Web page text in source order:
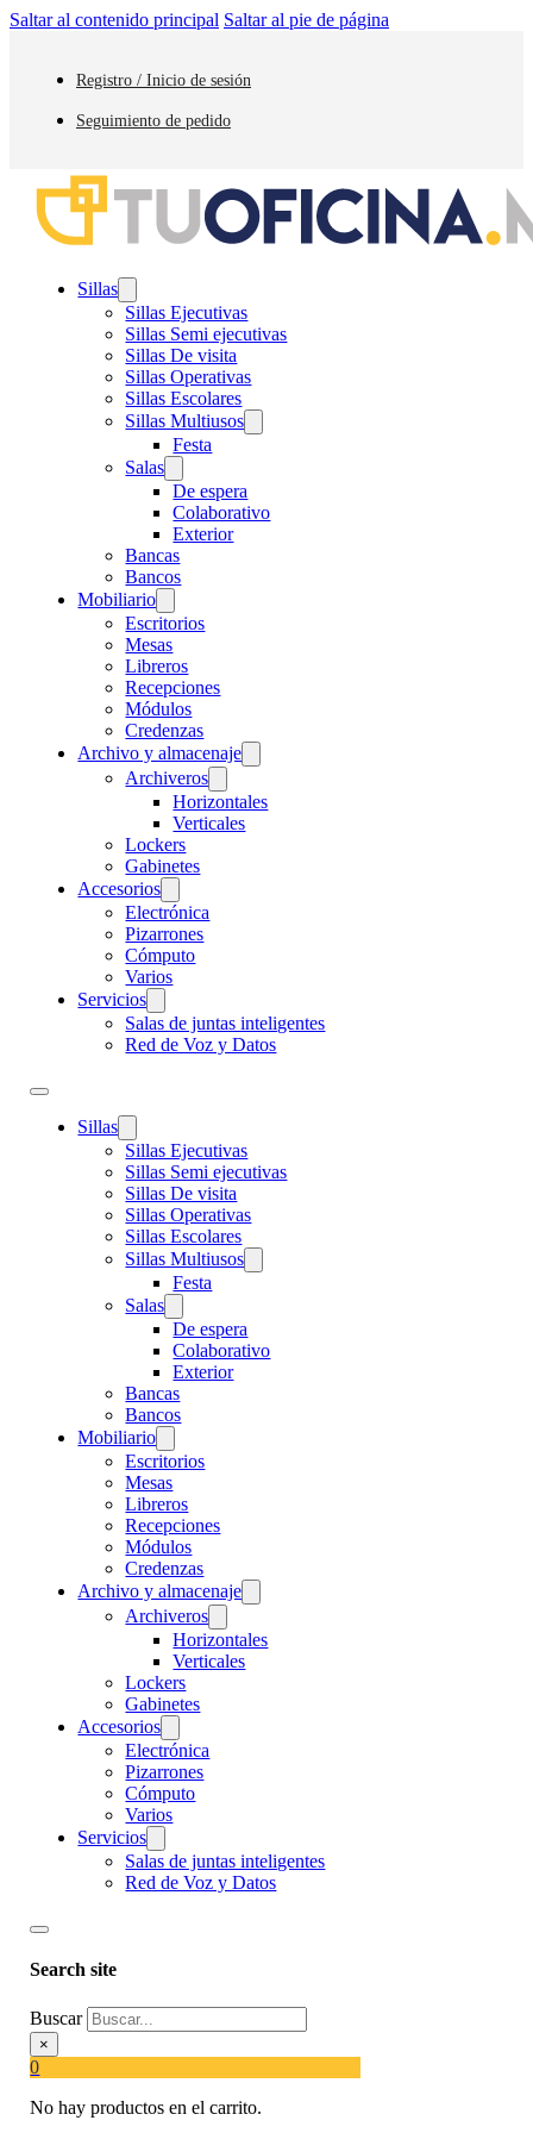
Saltar al contenido principal Saltar al pie de página
Registro / Inicio de sesión
Seguimiento de pedido
Sillas
Sillas Ejecutivas
Sillas Semi ejecutivas
Sillas De visita
Sillas Operativas
Sillas Escolares
Sillas Multiusos
Festa
Salas
De espera
Colaborativo
Exterior
Bancas
Bancos
Mobiliario
Escritorios
Mesas
Libreros
Recepciones
Módulos
Credenzas
Archivo y almacenaje
Archiveros
Horizontales
Verticales
Lockers
Gabinetes
Accesorios
Electrónica
Pizarrones
Cómputo
Varios
Servicios
Salas de juntas inteligentes
Red de Voz y Datos
Sillas
Sillas Ejecutivas
Sillas Semi ejecutivas
Sillas De visita
Sillas Operativas
Sillas Escolares
Sillas Multiusos
Festa
Salas
De espera
Colaborativo
Exterior
Bancas
Bancos
Mobiliario
Escritorios
Mesas
Libreros
Recepciones
Módulos
Credenzas
Archivo y almacenaje
Archiveros
Horizontales
Verticales
Lockers
Gabinetes
Accesorios
Electrónica
Pizarrones
Cómputo
Varios
Servicios
Salas de juntas inteligentes
Red de Voz y Datos
Search site
Buscar
×
0
No hay productos en el carrito.